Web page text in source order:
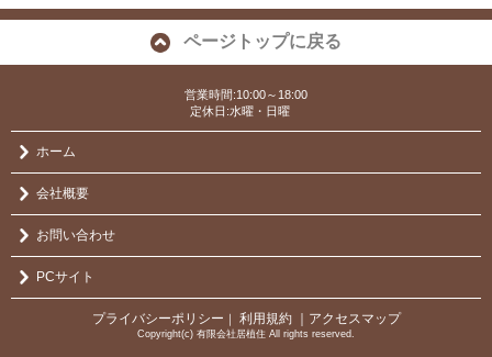
ページトップに戻る
営業時間:10:00～18:00
定休日:水曜・日曜
ホーム
会社概要
お問い合わせ
PCサイト
プライバシーポリシー ｜ 利用規約 ｜アクセスマップ
Copyright(c) 有限会社居植住 All rights reserved.